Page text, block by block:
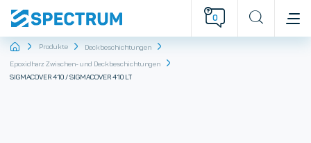
0
StartseiteProdukte
Deckbeschichtungen
Epoxidharz Zwischen- und Deckbeschichtungen
SIGMACOVER 410 / SIGMACOVER 410 LT